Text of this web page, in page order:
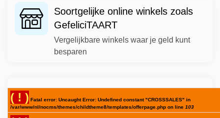
Soortgelijke online winkels zoals
GefeliciTAART
Vergelijkbare winkels waar je geld kunt
besparen
( ! ) Fatal error: Uncaught Error: Undefined constant "CROSSSALES" in
/var/www/nl/nocms/themes/childtheme8/templates/offerpage.php on line 103